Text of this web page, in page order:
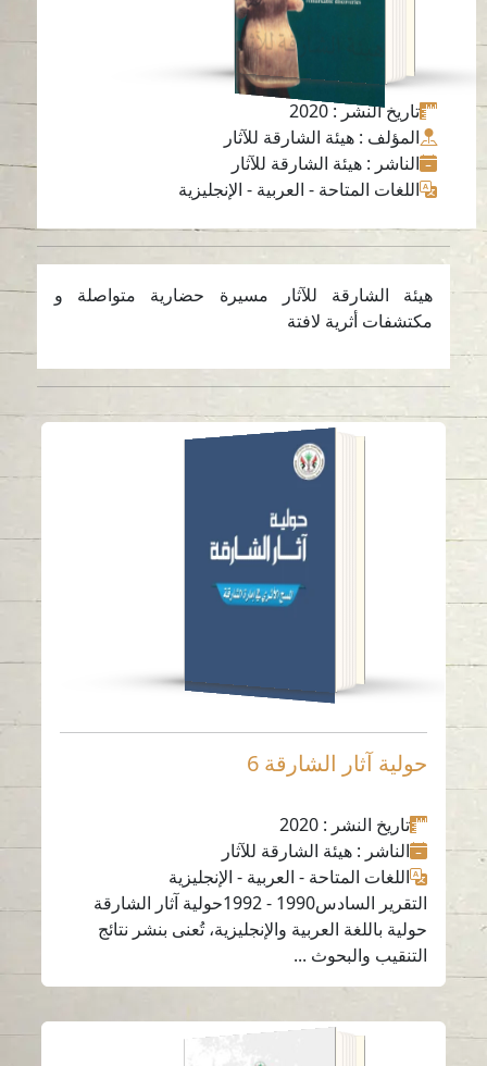
تاريخ النشر: 2020
المؤلف: هيئة الشارقة للآثار
الناشر: هيئة الشارقة للآثار
اللغات المتاحة- العربية- الإنجليزية
هيئة الشارقة للآثار مسيرة حضارية متواصلة و
مكتشفات أثرية لافتة
حولية آثار الشارقة 6
قراءة باللغة
-العربية
الإنجليزية
حولية آثار الشارقة 6
تاريخ النشر: 2020
الناشر: هيئة الشارقة للآثار
اللغات المتاحة- العربية- الإنجليزية
التقرير السادس1990 - 1992حولية آثار الشارقة
حولية باللغة العربية والإنجليزية، تُعنى بنشر نتائج
التنقيب والبحوث ...